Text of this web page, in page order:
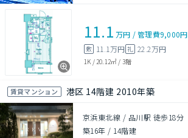
11.1 万円 /管理費9,000円
敷 11.1万円 礼 22.2万円
1K / 20.12㎡ / 3階
賃貸マンション 港区 14階建 2010年築
京浜東北線 / 品川駅 徒歩18分
築16年 / 14階建